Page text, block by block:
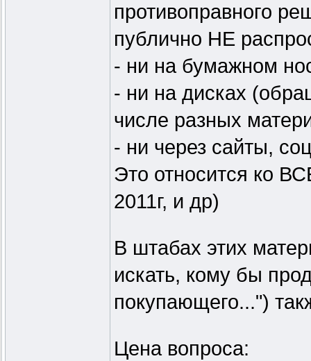
противоправного
публично НЕ
- ни на бумажном
- ни на дисках
числе разных
- ни через сайты,
Это относится ко
2011г, и др)
В штабах этих
искать, кому бы
покупающего...")
Цена вопроса: